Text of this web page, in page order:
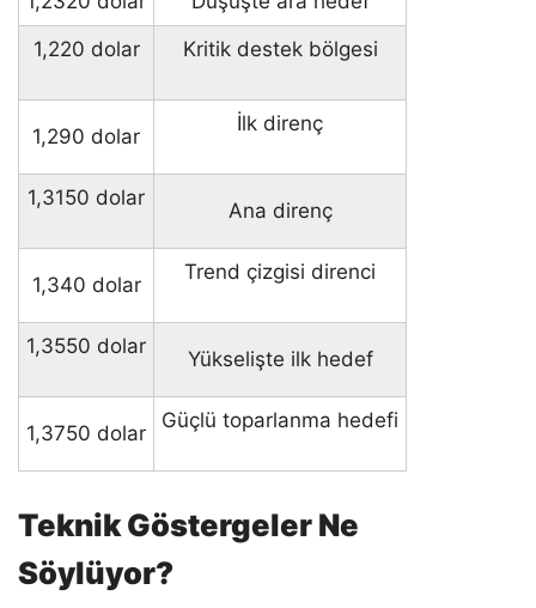
1,220 dolar
Kritik destek bölgesi
1,290 dolar
İlk direnç
1,3150 dolar
Ana direnç
1,340 dolar
Trend çizgisi direnci
1,3550 dolar
Yükselişte ilk hedef
1,3750 dolar
Güçlü toparlanma hedefi
Teknik Göstergeler Ne
Söylüyor?